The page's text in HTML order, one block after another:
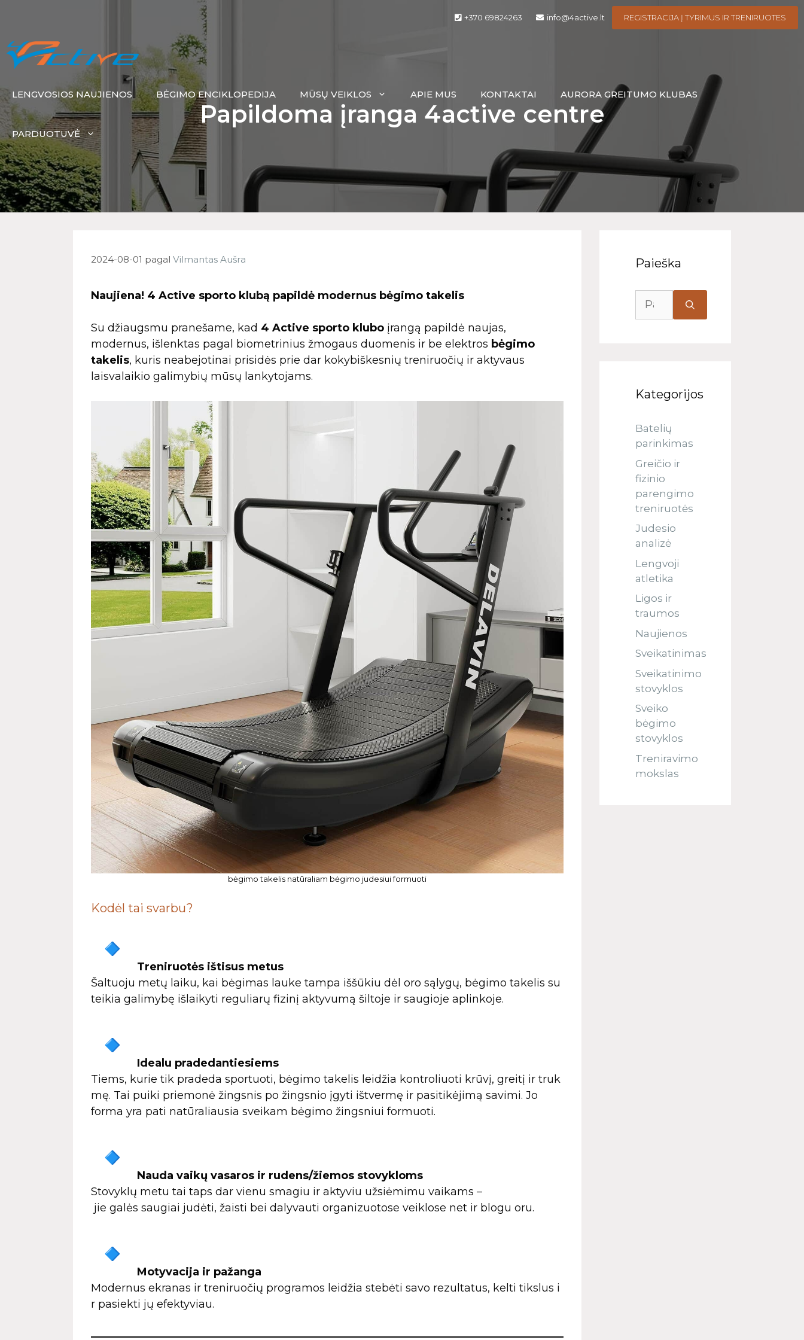
+370 69824263 info@4active.lt REGISTRACIJA Į TYRIMUS IR TRENIRUOTES
LENGVOSIOS NAUJIENOS BĖGIMO ENCIKLOPEDIJA MŪSŲ VEIKLOS APIE MUS KONTAKTAI AURORA GREITUMO KLUBAS
PARDUOTUVĖ
Papildoma įranga 4active centre
2024-08-01 pagal Vilmantas Aušra
Naujiena! 4 Active sporto klubą papildė modernus bėgimo takelis
Su džiaugsmu pranešame, kad 4 Active sporto klubo įrangą papildė naujas,
modernus, išlenktas pagal biometrinius žmogaus duomenis ir be elektros bėgimo
takelis, kuris neabejotinai prisidės prie dar kokybiškesnių treniruočių ir aktyvaus
laisvalaikio galimybių mūsų lankytojams.
bėgimo takelis natūraliam bėgimo judesiui formuoti
Kodėl tai svarbu?
Treniruotės ištisus metus
Šaltuoju metų laiku, kai bėgimas lauke tampa iššūkiu dėl oro sąlygų, bėgimo takelis su
teikia galimybę išlaikyti reguliarų fizinį aktyvumą šiltoje ir saugioje aplinkoje.
Idealu pradedantiesiems
Tiems, kurie tik pradeda sportuoti, bėgimo takelis leidžia kontroliuoti krūvį, greitį ir truk
mę. Tai puiki priemonė žingsnis po žingsnio įgyti ištvermę ir pasitikėjimą savimi. Jo
forma yra pati natūraliausia sveikam bėgimo žingsniui formuoti.
Nauda vaikų vasaros ir rudens/žiemos stovykloms
Stovyklų metu tai taps dar vienu smagiu ir aktyviu užsiėmimu vaikams –
jie galės saugiai judėti, žaisti bei dalyvauti organizuotose veiklose net ir blogu oru.
Motyvacija ir pažanga
Modernus ekranas ir treniruočių programos leidžia stebėti savo rezultatus, kelti tikslus i
r pasiekti jų efektyviau.
Paieška
Kategorijos
Batelių
parinkimas
Greičio ir
fizinio
parengimo
treniruotės
Judesio
analizė
Lengvoji
atletika
Ligos ir
traumos
Naujienos
Sveikatinimas
Sveikatinimo
stovyklos
Sveiko
bėgimo
stovyklos
Treniravimo
mokslas